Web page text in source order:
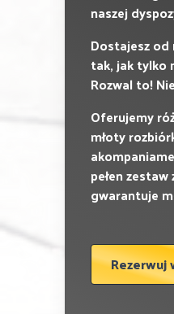
naszej
Dostajesz od
tak, jak tylko
Rozwal to!
Oferujemy
młoty
pełen
gwarantuje
Rezerwuj